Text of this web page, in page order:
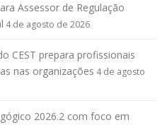
Assessor de Regulação
4 de agosto de 2026
CEST prepara profissionais
nas organizações 4 de agosto
2026.2 com foco em